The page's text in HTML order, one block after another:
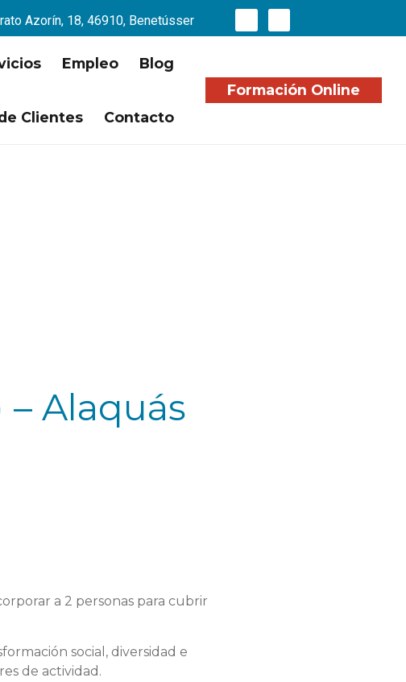
Azorín, 18, 46910, Benetússer
Empleo Blog
Clientes Contacto
Formación Online
Alaquás
a 2 personas para cubrir
social, diversidad e
de actividad.